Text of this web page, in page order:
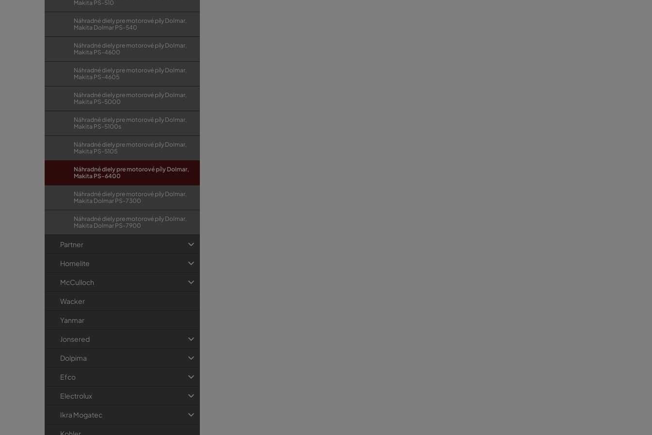
Makita PS-510
Náhradné diely pre motorové píly Dolmar,
Makita Dolmar PS-540
Náhradné diely pre motorové píly Dolmar,
Makita PS-4600
Náhradné diely pre motorové píly Dolmar,
Makita PS-4605
Náhradné diely pre motorové píly Dolmar,
Makita PS-5000
Náhradné diely pre motorové píly Dolmar,
Makita PS-5100s
Náhradné diely pre motorové píly Dolmar,
Makita PS-5105
Náhradné diely pre motorové píly Dolmar,
Makita PS-6400
Náhradné diely pre motorové píly Dolmar,
Makita Dolmar PS-7300
Náhradné diely pre motorové píly Dolmar,
Makita Dolmar PS-7900
Partner
Homelite
McCulloch
Wacker
Yanmar
Jonsered
Dolpima
Efco
Electrolux
Ikra Mogatec